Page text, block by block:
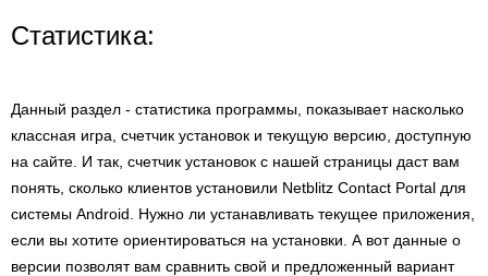
Статистика:
Данный раздел - статистика программы, показывает насколько
классная игра, счетчик установок и текущую версию, доступную
на сайте. И так, счетчик установок с нашей страницы даст вам
понять, сколько клиентов установили Netblitz Contact Portal для
системы Android. Нужно ли устанавливать текущее приложения,
если вы хотите ориентироваться на установки. А вот данные о
версии позволят вам сравнить свой и предложенный вариант